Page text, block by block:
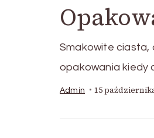
Smakowite ciasta,
opakowania kiedy
Admin 15